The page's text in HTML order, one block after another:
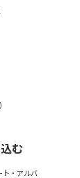
む
ト・アルバ